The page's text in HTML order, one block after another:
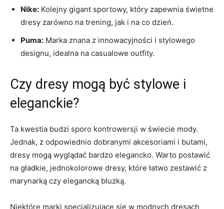
Nike: Kolejny gigant sportowy, ⁣który zapewnia świetne
dresy zarówno na trening, jak i na co dzień.
Puma: Marka znana ‍z‌ innowacyjności⁤ i stylowego
designu,⁣ idealna na casualowe outfity.
Czy dresy‌ mogą ⁣być stylowe i
⁣eleganckie?
Ta kwestia⁢ budzi⁣ sporo kontrowersji w świecie ​mody.​
Jednak, z odpowiednio dobranymi akcesoriami i butami,
dresy mogą wyglądać bardzo elegancko. Warto postawić
na gładkie,⁣ jednokolorowe dresy, które łatwo ‍zestawić z ​
marynarką ​czy elegancką bluzką.
Niektóre marki‌ specjalizujące się w modnych dresach